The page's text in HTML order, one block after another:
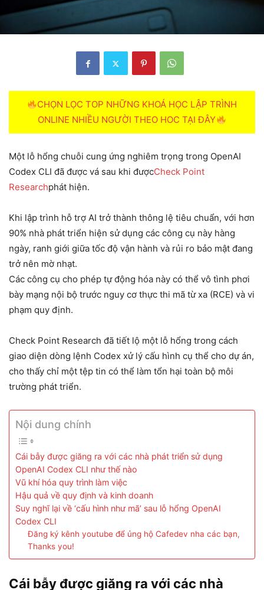
CHỌN LỌC TOP NHỮNG KHOÁ HỌC LẬP TRÌNH
ONLINE NHIỀU NGƯỜI THEO HOC TẠI ĐÂY
Một lỗ hổng chuỗi cung ứng nghiêm trọng trong OpenAI
Codex CLI đã được vá sau khi đượcCheck Point
Researchphát hiện.
Khi lập trình hỗ trợ AI trở thành thông lệ tiêu chuẩn, với hơn
90% nhà phát triển hiện sử dụng các công cụ này hàng
ngày, ranh giới giữa tốc độ vận hành và rủi ro bảo mật đang
trở nên mờ nhạt.
Các công cụ cho phép tự động hóa này có thể vô tình phơi
bày mạng nội bộ trước nguy cơ thực thi mã từ xa (RCE) và vi
phạm quy định.
Check Point Research đã tiết lộ một lỗ hổng trong cách
giao diện dòng lệnh Codex xử lý cấu hình cụ thể cho dự án,
cho thấy chỉ một tệp tin có thể làm tổn hại toàn bộ môi
trường phát triển.
Nội dung chính
Cái bẫy được giăng ra với các nhà phát triển sử dụng
OpenAI Codex CLI như thế nào
Vũ khí hóa quy trình làm việc
Hậu quả về quy định và kinh doanh
Suy nghĩ lại về ‘cấu hình như mã’ sau lỗ hổng OpenAI
Codex CLI
Đăng ký kênh youtube để ủng hộ Cafedev nha các bạn,
Thanks you!
Cái bẫy được giăng ra với các nhà